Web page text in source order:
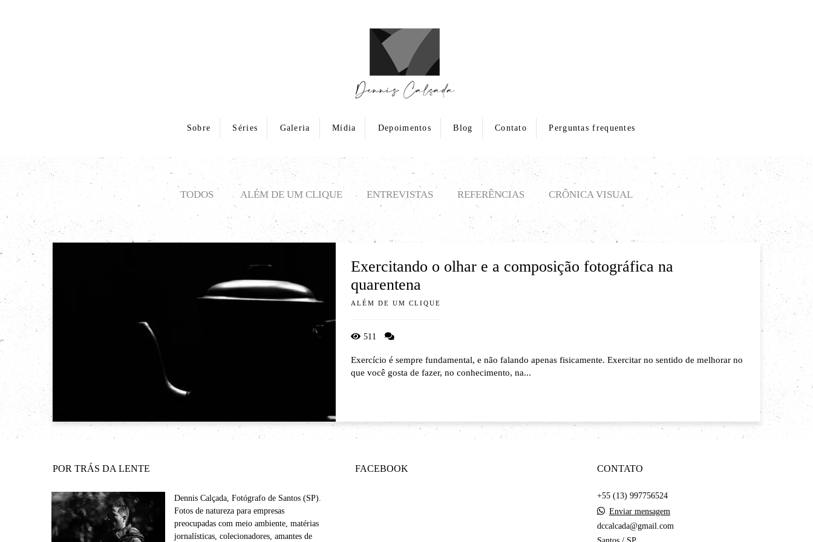
Sobre Séries Galeria Mídia Depoimentos Blog Contato Perguntas frequentes
TODOS ALÉM DE UM CLIQUE ENTREVISTAS REFERÊNCIAS CRÔNICA VISUAL
Exercitando o olhar e a composição fotográfica na
quarentena
ALÉM DE UM CLIQUE
511
Exercício é sempre fundamental, e não falando apenas fisicamente. Exercitar no sentido de melhorar no
que você gosta de fazer, no conhecimento, na...
POR TRÁS DA LENTE
Dennis Calçada, Fotógrafo de Santos (SP).
Fotos de natureza para empresas
preocupadas com meio ambiente, matérias
jornalísticas, colecionadores, amantes de
FACEBOOK CONTATO
+55 (13) 997756524
Enviar mensagem
dccalcada@gmail.com